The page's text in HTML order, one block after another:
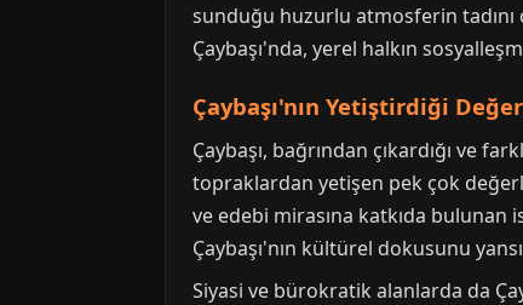
sunduğu huzurlu atmosferin tadını
Çaybaşı'nda, yerel halkın
Çaybaşı'nın Yetiştirdiği
Çaybaşı, bağrından çıkardığı ve
topraklardan yetişen pek çok
ve edebi mirasına katkıda bulunan
Çaybaşı'nın kültürel dokusunu
Siyasi ve bürokratik alanlarda da